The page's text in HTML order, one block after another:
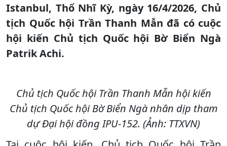
Istanbul, Thổ Nhĩ Kỳ, ngày 16/4/2026, Chủ
tịch Quốc hội Trần Thanh Mẫn đã có cuộc
hội kiến Chủ tịch Quốc hội Bờ Biển Ngà
Patrik Achi.
Chủ tịch Quốc hội Trần Thanh Mẫn hội kiến
Chủ tịch Quốc hội Bờ Biển Ngà nhân dịp tham
dự Đại hội đồng IPU-152. (Ảnh: TTXVN)